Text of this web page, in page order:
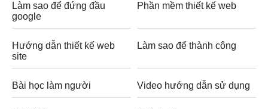
Làm sao để đứng đầu
google
Phần mềm thiết kế web
Hướng dẫn thiết kế web
site
Làm sao để thành công
Bài học làm người Video hướng dẫn sử dụng